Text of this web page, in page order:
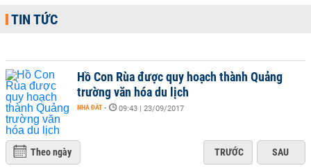
TIN TỨC
Hồ Con Rùa được quy hoạch thành Quảng
trường văn hóa du lịch
NHÀ ĐẤT - 09:43 | 23/09/2017
Theo ngày TRƯỚC SAU